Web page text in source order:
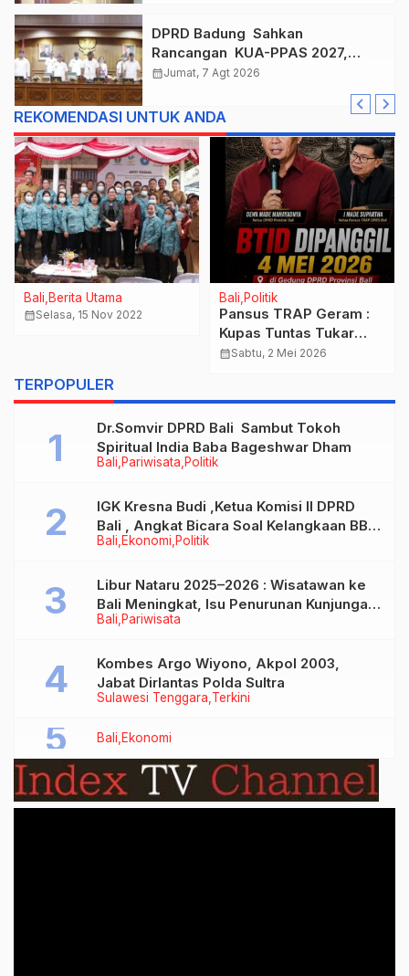
DPRD Badung Sahkan
Rancangan KUA-PPAS 2027,
Anggaran Tembus Lebih Dari
calendar_monthJumat, 7 Agt 2026
REKOMENDASI UNTUK ANDA
Bali Berita Utama
calendar_monthSelasa, 15 Nov 2022
Bali Politik
Pansus TRAP Geram :
Kupas Tuntas Tukar
Guling & Pembabatan
calendar_monthSabtu, 2 Mei 2026
TERPOPULER
Bali Pariwisata Politik
Dr.Somvir DPRD Bali Sambut Tokoh
Spiritual India Baba Bageshwar Dham
Bali Ekonomi Politik
IGK Kresna Budi ,Ketua Komisi II DPRD
Bali , Angkat Bicara Soal Kelangkaan BBM
Bersubsidi Jenis Solar
Bali Pariwisata
Libur Nataru 2025–2026 : Wisatawan ke
Bali Meningkat, Isu Penurunan Kunjungan
Tidak Benar
Sulawesi Tenggara Terkini
Kombes Argo Wiyono, Akpol 2003,
Jabat Dirlantas Polda Sultra
Bali Ekonomi